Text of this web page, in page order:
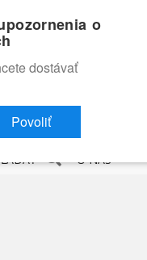
FILMOVÁ DATABÁZA
O NÁS
o
dostávať
Povoliť